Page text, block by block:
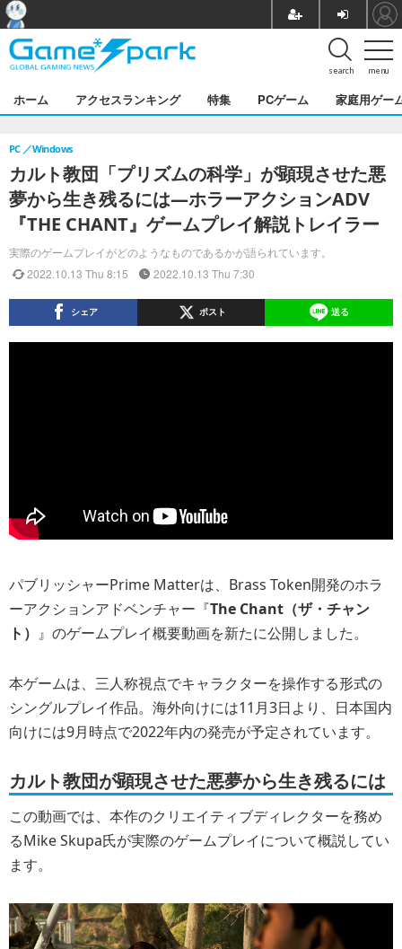
menu
search
ホーム アクセスランキング 特集 PCゲーム 家庭用ゲー
カルト教団「プリズムの科学」が顕現させた悪
夢から生き残るには―ホラーアクションADV
『THE CHANT』ゲームプレイ解説トレイラー
実際のゲームプレイがどのようなものであるかが語られています。
PC Windows
2022.10.13 Thu 8:15 2022.10.13 Thu 7:30
シェア ポスト 送る
パブリッシャーPrime Matterは、Brass Token開発のホラ
ーアクションアドベンチャー『The Chant（ザ・チャン
ト） 』のゲームプレイ概要動画を新たに公開しました。
本ゲームは、三人称視点でキャラクターを操作する形式の
シングルプレイ作品。海外向けには11月3日より、日本国内
向けには9月時点で2022年内の発売が予定されています。
カルト教団が顕現させた悪夢から生き残るには
この動画では、本作のクリエイティブディレクターを務め
るMike Skupa氏が実際のゲームプレイについて概説してい
ます。